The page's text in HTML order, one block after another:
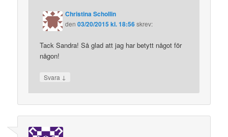
Christina Schollin
den03/20/2015 kl. 18:56skrev:
Tack Sandra! Så glad att jag har betytt något för
någon!
Svara ↓